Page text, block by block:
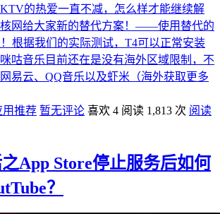
的热爱一直不减，怎么样才能继续解
网给大家新的替代方案！——使用替代的
根据我们的实际测试，T4可以正常安装
咕音乐目前还在是没有海外区域限制，不
易云、QQ音乐以及虾米（海外获取更多
用推荐 暂无评论 喜欢 4 阅读 1,813 次 阅读
App Store停止服务后如何
？